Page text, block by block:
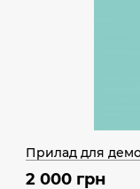
Прилад для
2 000 грн